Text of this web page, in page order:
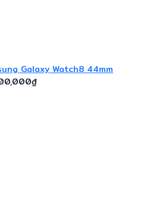
Galaxy Watch8 44mm